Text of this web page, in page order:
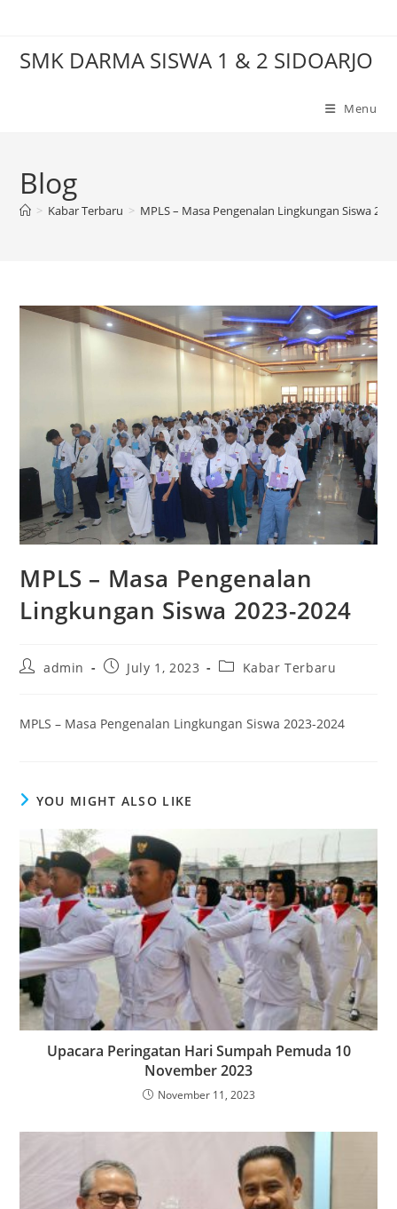
contentSMK DARMA SISWA 1 & 2 SIDOARJO
Menu
Blog
> Kabar Terbaru > MPLS – Masa Pengenalan Lingkungan Siswa
MPLS – Masa Pengenalan
Lingkungan Siswa 2023-2024
Postadmin
PostJuly 1, 2023
PostKabar Terbaru
MPLS – Masa Pengenalan Lingkungan Siswa 2023-2024
YOU MIGHT ALSO LIKE
Upacara Peringatan Hari Sumpah Pemuda 10
November 2023
November 11, 2023